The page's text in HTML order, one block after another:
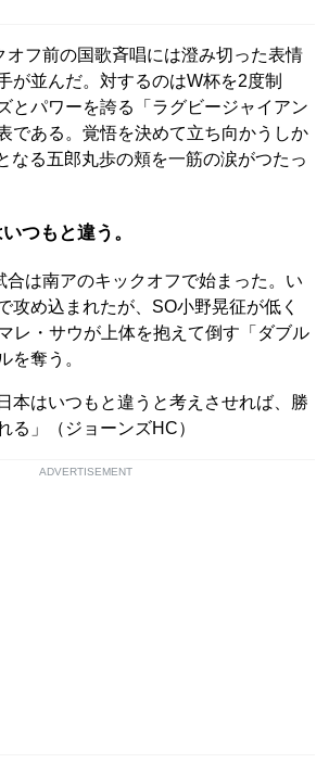
フ前の国歌斉唱には澄み切った表情
が並んだ。対するのはW杯を2度制
とパワーを誇る「ラグビージャイアン
である。覚悟を決めて立ち向かうしか
なる五郎丸歩の頬を一筋の涙がつたっ
つもと違う。
は南アのキックオフで始まった。い
攻め込まれたが、SO小野晃征が低く
レ・サウが上体を抱えて倒す「ダブル
を奪う。
本はいつもと違うと考えさせれば、勝
る」（ジョーンズHC）
ADVERTISEMENT